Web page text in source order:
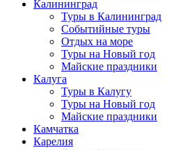
Калининград
Туры в Калининград
Событийные туры
Отдых на море
Туры на Новый год
Майские праздники
Калуга
Туры в Калугу
Туры на Новый год
Майские праздники
Камчатка
Карелия